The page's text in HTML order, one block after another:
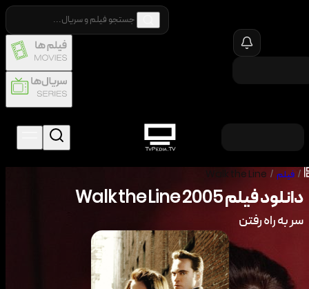
/ فیلم /
Walk the Line
دانلود فیلم2005
Walk the Line
سر به راه رفتن